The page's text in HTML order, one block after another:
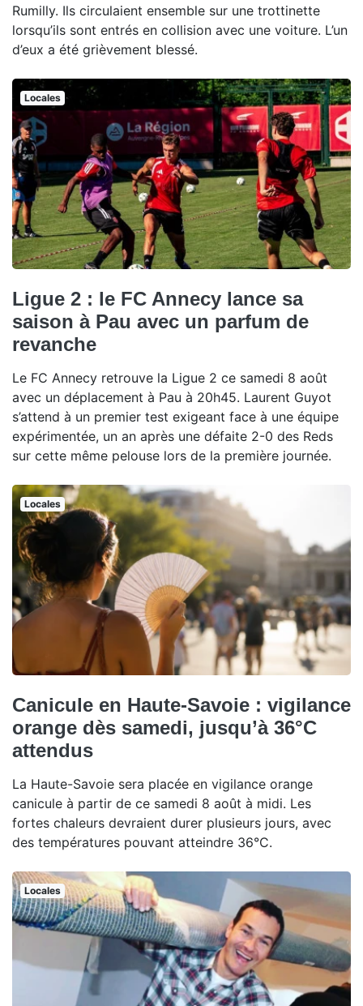
Rumilly. Ils circulaient ensemble sur une trottinette
lorsqu’ils sont entrés en collision avec une voiture. L’un
d’eux a été grièvement blessé.
Locales
Ligue 2 : le FC Annecy lance sa
saison à Pau avec un parfum de
revanche
Le FC Annecy retrouve la Ligue 2 ce samedi 8 août
avec un déplacement à Pau à 20h45. Laurent Guyot
s’attend à un premier test exigeant face à une équipe
expérimentée, un an après une défaite 2-0 des Reds
sur cette même pelouse lors de la première journée.
Locales
Canicule en Haute-Savoie : vigilance
orange dès samedi, jusqu’à 36°C
attendus
La Haute-Savoie sera placée en vigilance orange
canicule à partir de ce samedi 8 août à midi. Les
fortes chaleurs devraient durer plusieurs jours, avec
des températures pouvant atteindre 36°C.
Locales